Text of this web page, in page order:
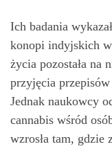
Ich badania
konopi indyjskich
życia pozostała na
przyjęcia
Jednak naukowcy
cannabis wśród
wzrosła tam, gdzie